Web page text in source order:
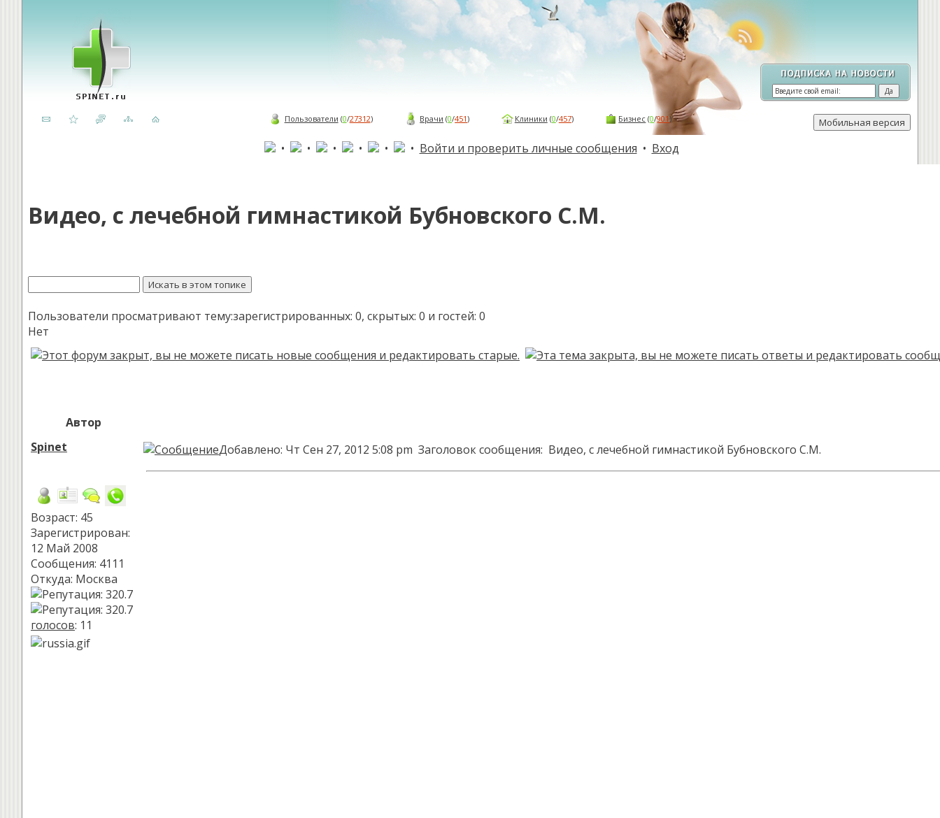
Пользователи (0/27312) Врачи (0/451) Клиники (0/457) Бизнес (0/901)
• • • • • • Войти и проверить личные сообщения • Вход
Видео, с лечебной гимнастикой Бубновского С.М.
Пользователи просматривают тему:зарегистрированных: 0, скрытых: 0 и гостей: 0
Нет
Автор
Spinet
Возраст: 45
Зарегистрирован:
12 Май 2008
Сообщения: 4111
Откуда: Москва
голосов: 11
Добавлено: Чт Сен 27, 2012 5:08 pm Заголовок сообщения: Видео, с лечебной гимнастикой Бубновского С.М.